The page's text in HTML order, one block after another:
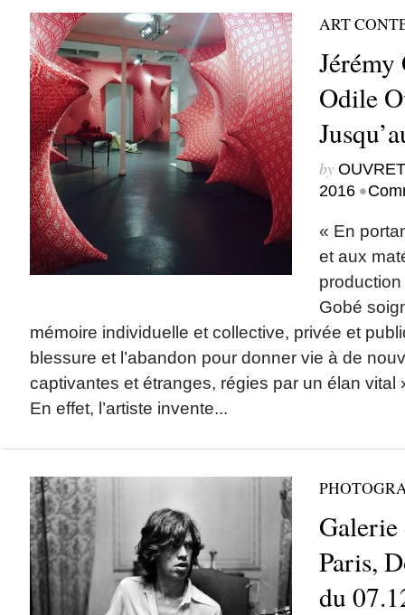
ART
Jérémy
Odile
by
2016 •
« En
et aux
Gobé
mémoire individuelle et collective, privée et
blessure et l’abandon pour donner vie à de
captivantes et étranges, régies par un élan vital
En effet, l’artiste invente...
Galerie
Paris,
du